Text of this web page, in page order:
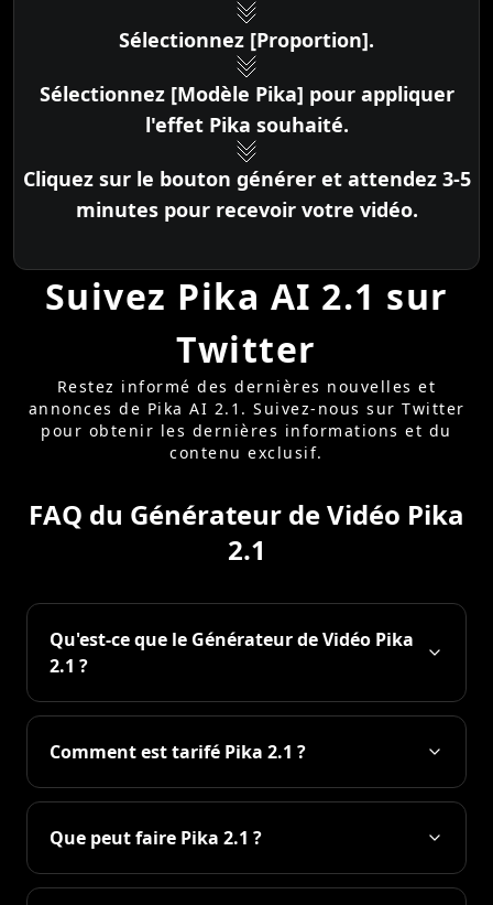
Sélectionnez [Proportion].
Sélectionnez [Modèle Pika] pour appliquer
l'effet Pika souhaité.
Cliquez sur le bouton générer et attendez 3-5
minutes pour recevoir votre vidéo.
Suivez Pika AI 2.1 sur
Twitter
Restez informé des dernières nouvelles et
annonces de Pika AI 2.1. Suivez-nous sur Twitter
pour obtenir les dernières informations et du
contenu exclusif.
FAQ du Générateur de Vidéo Pika
2.1
Qu'est-ce que le Générateur de Vidéo Pika
2.1 ?
Comment est tarifé Pika 2.1 ?
Que peut faire Pika 2.1 ?